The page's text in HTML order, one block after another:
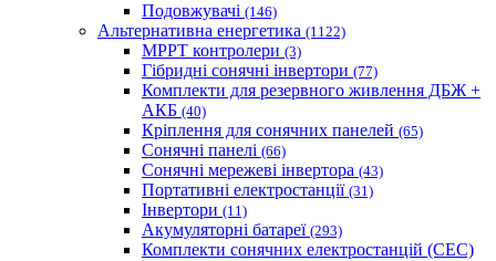
Подовжувачі (146)
Альтернативна енергетика (1122)
MPPT контролери (3)
Гібридні сонячні інвертори (77)
Комплекти для резервного живлення ДБЖ +
АКБ (40)
Кріплення для сонячних панелей (65)
Сонячні панелі (66)
Сонячні мережеві інвертора (43)
Портативні електростанції (31)
Iнвертори (11)
Акумуляторні батареї (293)
Комплекти сонячних електростанцій (СЕС)